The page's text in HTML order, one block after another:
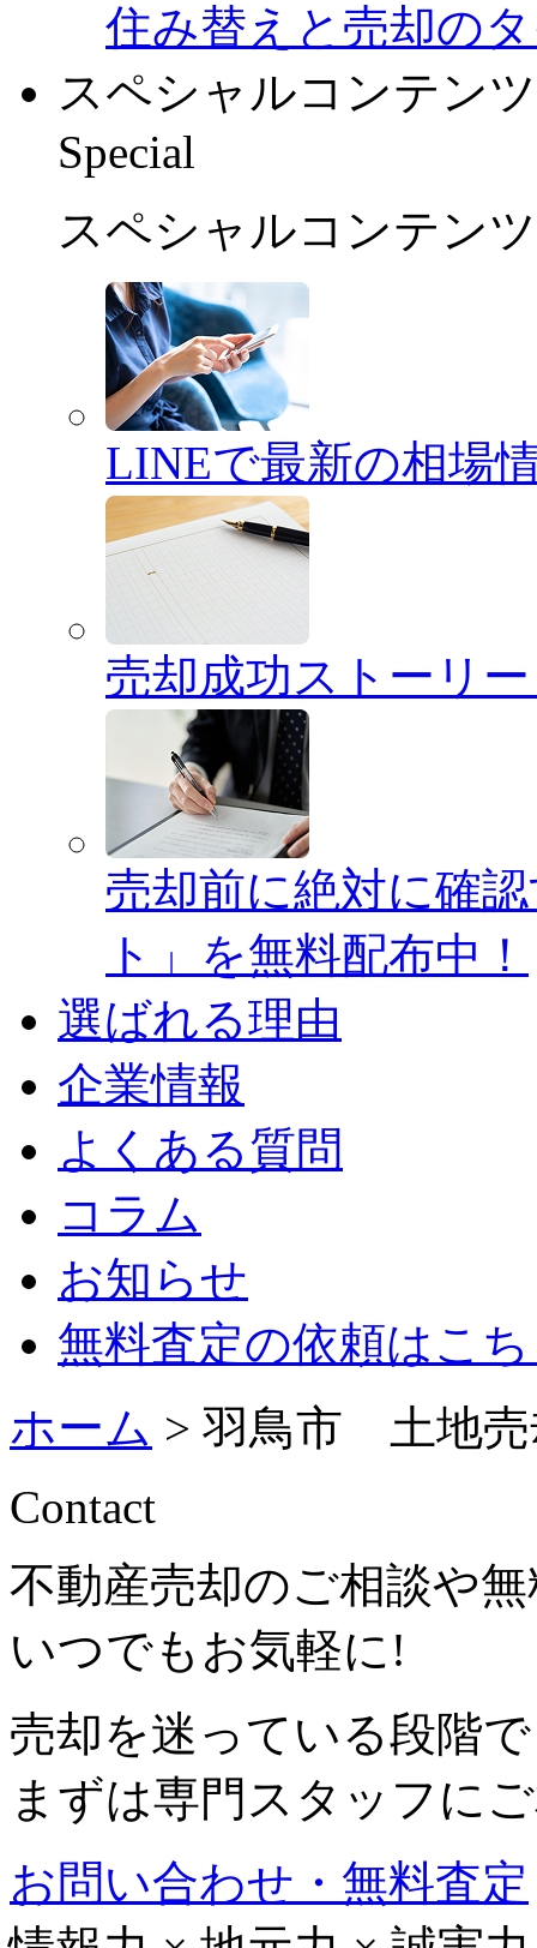
住み替えと売却の
スペシャルコンテンツ
Special
スペシャルコンテンツ
LINEで最新の相場
売却成功ストーリ
売却前に絶対に確
ト」を無料配布中！
選ばれる理由
企業情報
よくある質問
コラム
お知らせ
無料査定の依頼はこ
ホーム > 羽鳥市 土地売
Contact
不動産売却のご相談や
いつでもお気軽に!
売却を迷っている段階
まずは専門スタッフに
お問い合わせ・無料査定